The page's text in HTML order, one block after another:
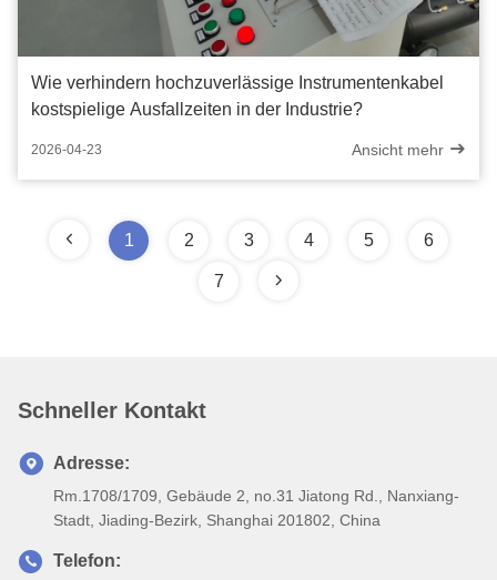
Wie verhindern hochzuverlässige Instrumentenkabel
kostspielige Ausfallzeiten in der Industrie?
2026-04-23 Ansicht mehr
1 2 3 4 5 6
7
Schneller Kontakt
Adresse:
Rm.1708/1709, Gebäude 2, no.31 Jiatong Rd., Nanxiang-
Stadt, Jiading-Bezirk, Shanghai 201802, China
Telefon: